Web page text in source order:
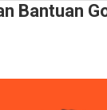
Bantuan